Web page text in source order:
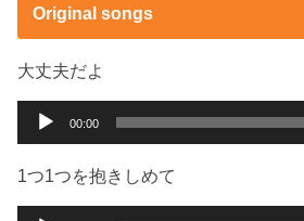
Original songs
大丈夫だよ
プ
00:00
1つ1つを抱きしめて